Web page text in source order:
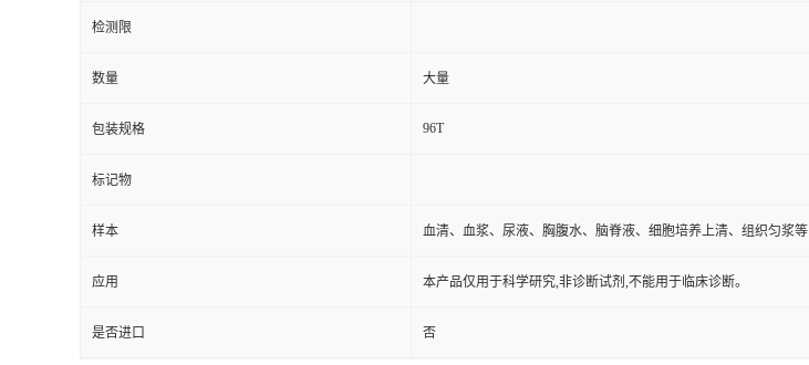
检测限
数量 大量
包装规格 96T
标记物
样本 血清、血浆、尿液、胸腹水、脑脊液、细胞培养上清、组织匀浆等
应用 本产品仅用于科学研究,非诊断试剂,不能用于临床诊断。
是否进口 否